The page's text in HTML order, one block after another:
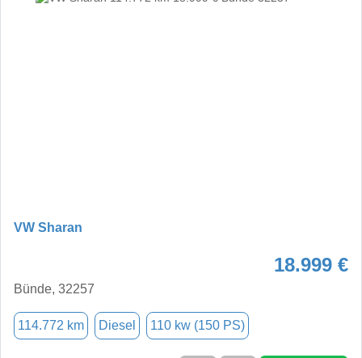
VW Sharan
18.999 €
Bünde, 32257
114.772 km Diesel 110 kw (150 PS)